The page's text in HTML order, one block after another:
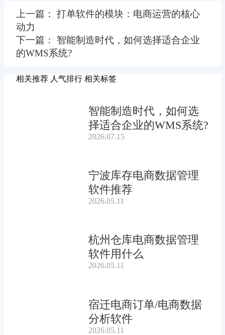
上一篇： 打单软件的模块：电商运营的核心
动力
下一篇： 智能制造时代，如何选择适合企业
的WMS系统?
相关推荐 人气排行 相关标签
智能制造时代，如何选
择适合企业的WMS系统?
2026.07.15
宁波库存电商数据管理
软件推荐
2026.05.11
杭州仓库电商数据管理
软件用什么
2026.05.11
宿迁电商订单/电商数据
分析软件
2026.05.11